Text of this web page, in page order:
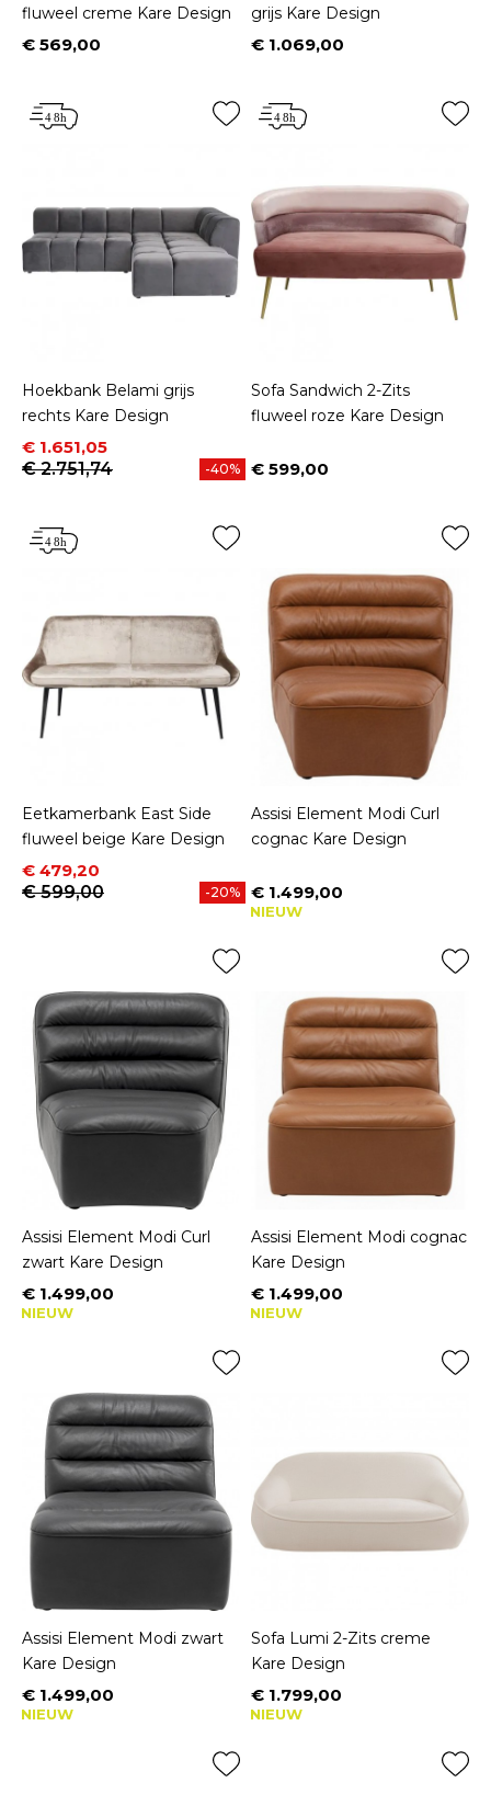
fluweel creme Kare Design
Prijs
€ 569,00
grijs Kare Design
Prijs
€ 1.069,00
Hoekbank Belami grijs
rechts Kare Design
Prijs
€ 1.651,05
Normale prijs
€ 2.751,74
-40%
Sofa Sandwich 2-Zits
fluweel roze Kare Design
Prijs
€ 599,00
Eetkamerbank East Side
fluweel beige Kare Design
Prijs
€ 479,20
Normale prijs
€ 599,00
-20%
Assisi Element Modi Curl
cognac Kare Design
Prijs
€ 1.499,00
NIEUW
Assisi Element Modi Curl
zwart Kare Design
Prijs
€ 1.499,00
NIEUW
Assisi Element Modi cognac
Kare Design
Prijs
€ 1.499,00
NIEUW
Assisi Element Modi zwart
Kare Design
Prijs
€ 1.499,00
NIEUW
Sofa Lumi 2-Zits creme
Kare Design
Prijs
€ 1.799,00
NIEUW